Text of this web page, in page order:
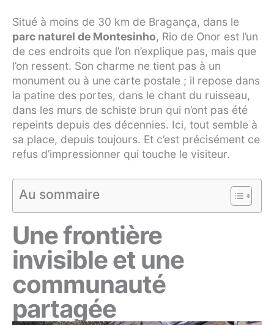
Situé à moins de 30 km de Bragança, dans le
parc naturel de Montesinho, Rio de Onor est l’un
de ces endroits que l’on n’explique pas, mais que
l’on ressent. Son charme ne tient pas à un
monument ou à une carte postale ; il repose dans
la patine des portes, dans le chant du ruisseau,
dans les murs de schiste brun qui n’ont pas été
repeints depuis des décennies. Ici, tout semble à
sa place, depuis toujours. Et c’est précisément ce
refus d’impressionner qui touche le visiteur.
Au sommaire
Une frontière
invisible et une
communauté
partagée